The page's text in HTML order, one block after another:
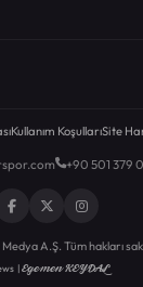
Kullanım KoşullarıSite
+90 501 379
A.Ş. Tüm hakları
|Egemen KEYDAL